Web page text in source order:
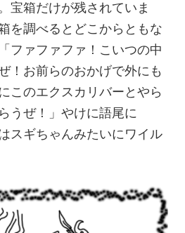
宝箱だけが残されていま
を調べるとどこからともな
ファファファ！こいつの中
！お前らのおかげで外にも
このエクスカリバーとやら
うぜ！」やけに語尾に
スギちゃんみたいにワイル